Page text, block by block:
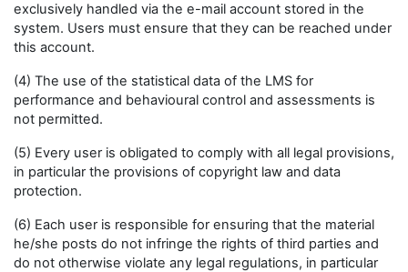
exclusively handled via the e-mail account stored in the
system. Users must ensure that they can be reached under
this account.
(4) The use of the statistical data of the LMS for
performance and behavioural control and assessments is
not permitted.
(5) Every user is obligated to comply with all legal provisions,
in particular the provisions of copyright law and data
protection.
(6) Each user is responsible for ensuring that the material
he/she posts do not infringe the rights of third parties and
do not otherwise violate any legal regulations, in particular